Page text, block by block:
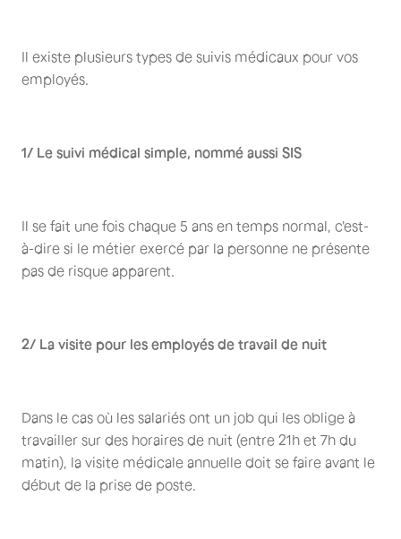
Il existe plusieurs types de suivis médicaux pour vos
employés.
1/ Le suivi médical simple, nommé aussi SIS
Il se fait une fois chaque 5 ans en temps normal, c'est-
à-dire si le métier exercé par la personne ne présente
pas de risque apparent.
2/ La visite pour les employés de travail de nuit
Dans le cas où les salariés ont un job qui les oblige à
travailler sur des horaires de nuit (entre 21h et 7h du
matin), la visite médicale annuelle doit se faire avant le
début de la prise de poste.